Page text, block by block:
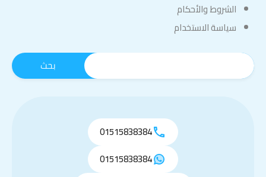
الشروط والأحكام
سياسة الاستخدام
01515838384
01515838384